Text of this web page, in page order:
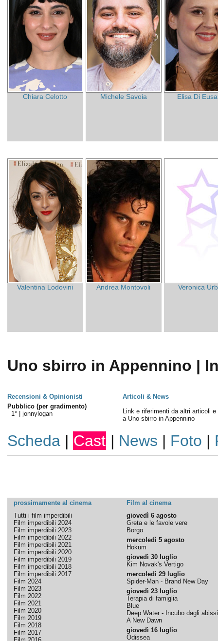
Chiara Celotto Michele Savoia Elisa Di
Valentina Lodovini Andrea Montovoli Veronica
Uno sbirro in Appennino |
Recensioni & Opinionisti
Articoli & News
Pubblico (per gradimento)
1° | jonnylogan
Link e riferimenti da altri articoli e
a Uno sbirro in Appennino
Scheda| Cast | News | Foto |
prossimamente al cinema
Film al cinema
Tutti i film imperdibili
Film imperdibili 2024
Film imperdibili 2023
Film imperdibili 2022
Film imperdibili 2021
Film imperdibili 2020
Film imperdibili 2019
Film imperdibili 2018
Film imperdibili 2017
Film 2024
Film 2023
Film 2022
Film 2021
Film 2020
Film 2019
Film 2018
Film 2017
giovedì 6 agosto
Greta e le favole vere
Borgo
mercoledì 5 agosto
Hokum
giovedì 30 luglio
Kim Novak's Vertigo
mercoledì 29 luglio
Spider-Man - Brand New Day
giovedì 23 luglio
Terapia di famiglia
Blue
Deep Water - Incubo dagli abissi
A New Dawn
giovedì 16 luglio
Odissea